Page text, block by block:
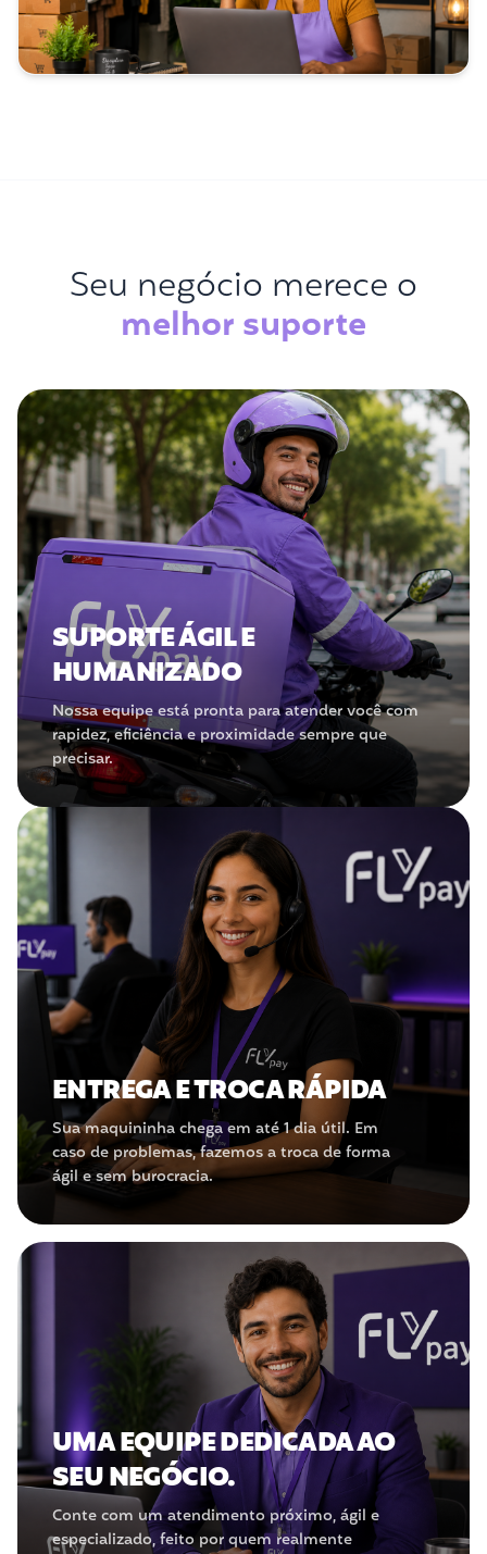
Seu negócio merece o
melhor suporte
SUPORTE ÁGIL E
HUMANIZADO
Nossa equipe está pronta para atender você com
rapidez, eficiência e proximidade sempre que
precisar.
ENTREGA E TROCA RÁPIDA
Sua maquininha chega em até 1 dia útil. Em
caso de problemas, fazemos a troca de forma
ágil e sem burocracia.
UMA EQUIPE DEDICADA AO
SEU NEGÓCIO.
Conte com um atendimento próximo, ágil e
especializado, feito por quem realmente